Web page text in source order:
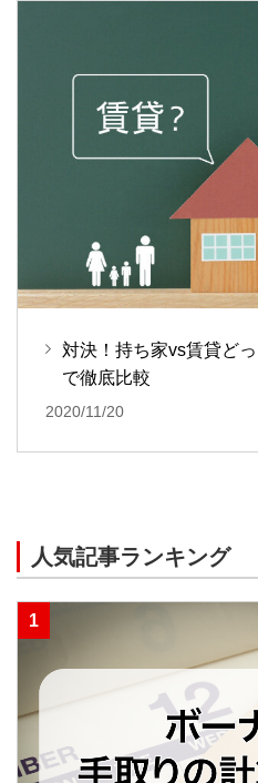
対決！持ち家vs賃貸ど
で徹底比較
2020/11/20
人気記事ランキング